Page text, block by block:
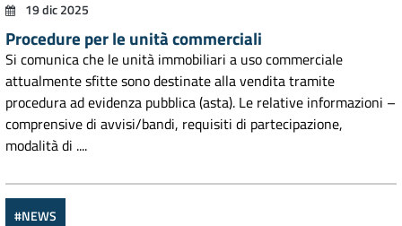
19 dic 2025
Procedure per le unità commerciali
Si comunica che le unità immobiliari a uso commerciale
attualmente sfitte sono destinate alla vendita tramite
procedura ad evidenza pubblica (asta). Le relative informazioni –
comprensive di avvisi/bandi, requisiti di partecipazione,
modalità di ....
#NEWS